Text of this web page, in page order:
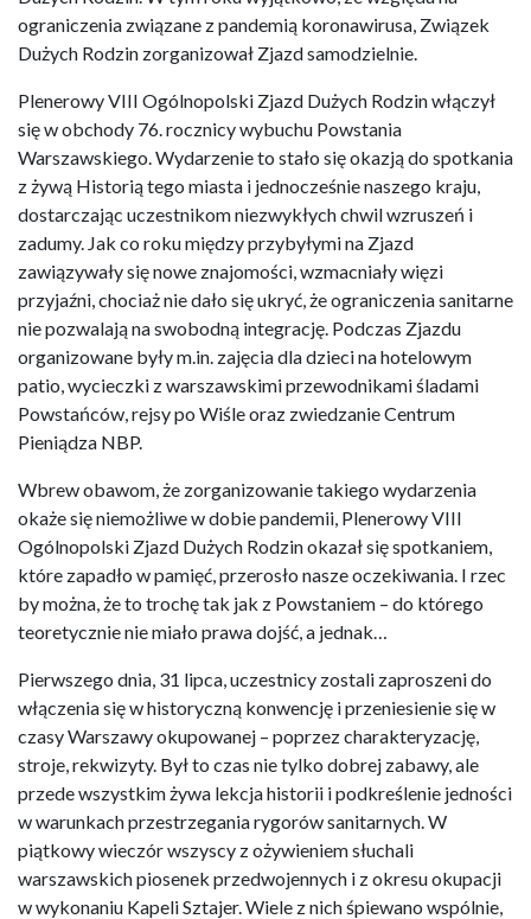
ograniczenia związane z pandemią koronawirusa, Związek
Dużych Rodzin zorganizował Zjazd samodzielnie.
Plenerowy VIII Ogólnopolski Zjazd Dużych Rodzin włączył
się w obchody 76. rocznicy wybuchu Powstania
Warszawskiego. Wydarzenie to stało się okazją do spotkania
z żywą Historią tego miasta i jednocześnie naszego kraju,
dostarczając uczestnikom niezwykłych chwil wzruszeń i
zadumy. Jak co roku między przybyłymi na Zjazd
zawiązywały się nowe znajomości, wzmacniały więzi
przyjaźni, chociaż nie dało się ukryć, że ograniczenia sanitarne
nie pozwalają na swobodną integrację. Podczas Zjazdu
organizowane były m.in. zajęcia dla dzieci na hotelowym
patio, wycieczki z warszawskimi przewodnikami śladami
Powstańców, rejsy po Wiśle oraz zwiedzanie Centrum
Pieniądza NBP.
Wbrew obawom, że zorganizowanie takiego wydarzenia
okaże się niemożliwe w dobie pandemii, Plenerowy VIII
Ogólnopolski Zjazd Dużych Rodzin okazał się spotkaniem,
które zapadło w pamięć, przerosło nasze oczekiwania. I rzec
by można, że to trochę tak jak z Powstaniem – do którego
teoretycznie nie miało prawa dojść, a jednak…
Pierwszego dnia, 31 lipca, uczestnicy zostali zaproszeni do
włączenia się w historyczną konwencję i przeniesienie się w
czasy Warszawy okupowanej – poprzez charakteryzację,
stroje, rekwizyty. Był to czas nie tylko dobrej zabawy, ale
przede wszystkim żywa lekcja historii i podkreślenie jedności
w warunkach przestrzegania rygorów sanitarnych. W
piątkowy wieczór wszyscy z ożywieniem słuchali
warszawskich piosenek przedwojennych i z okresu okupacji
w wykonaniu Kapeli Sztajer. Wiele z nich śpiewano wspólnie,